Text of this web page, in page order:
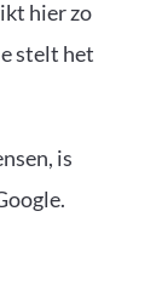
hier zo
stelt het
is